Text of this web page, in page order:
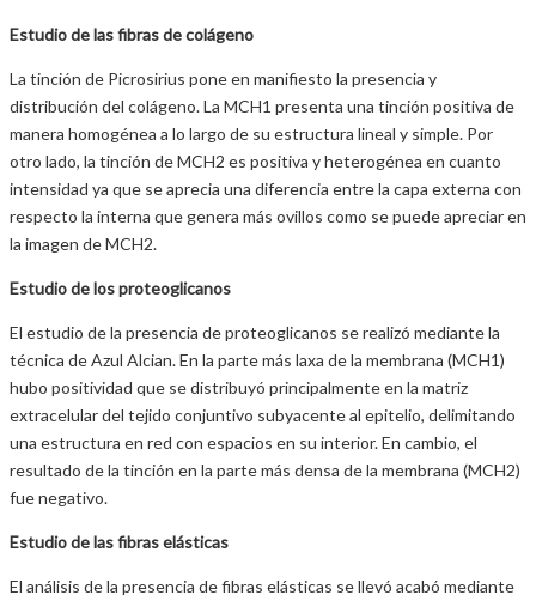
Estudio de las fibras de colágeno
La tinción de Picrosirius pone en manifiesto la presencia y
distribución del colágeno. La MCH1 presenta una tinción positiva de
manera homogénea a lo largo de su estructura lineal y simple. Por
otro lado, la tinción de MCH2 es positiva y heterogénea en cuanto
intensidad ya que se aprecia una diferencia entre la capa externa con
respecto la interna que genera más ovillos como se puede apreciar en
la imagen de MCH2.
Estudio de los proteoglicanos
El estudio de la presencia de proteoglicanos se realizó mediante la
técnica de Azul Alcian. En la parte más laxa de la membrana (MCH1)
hubo positividad que se distribuyó principalmente en la matriz
extracelular del tejido conjuntivo subyacente al epitelio, delimitando
una estructura en red con espacios en su interior. En cambio, el
resultado de la tinción en la parte más densa de la membrana (MCH2)
fue negativo.
Estudio de las fibras elásticas
El análisis de la presencia de fibras elásticas se llevó acabó mediante